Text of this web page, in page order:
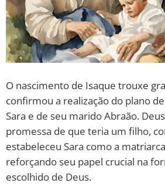
O nascimento de Isaque trouxe
confirmou a realização do plano
Sara e de seu marido Abraão.
promessa de que teria um filho,
estabeleceu Sara como a
reforçando seu papel crucial na
escolhido de Deus.